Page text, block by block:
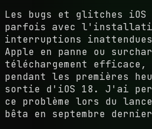
Les bugs et glitches
parfois avec
interruptions
Apple en panne ou
téléchargement
pendant les premières
sortie d'iOS 18. J'ai
ce problème lors du
bêta en septembre